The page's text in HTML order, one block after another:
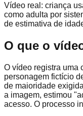
Vídeo real: criança
como adulta por
de estimativa de
O que o
O vídeo registra uma
personagem fictício
de maioridade
a imagem, estimou
acesso. O processo